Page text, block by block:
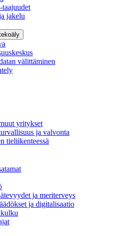
jakelu
välittäminen
yritykset
ja valvonta
tieliikenteessä
ja meriterveys
ja digitalisaatio